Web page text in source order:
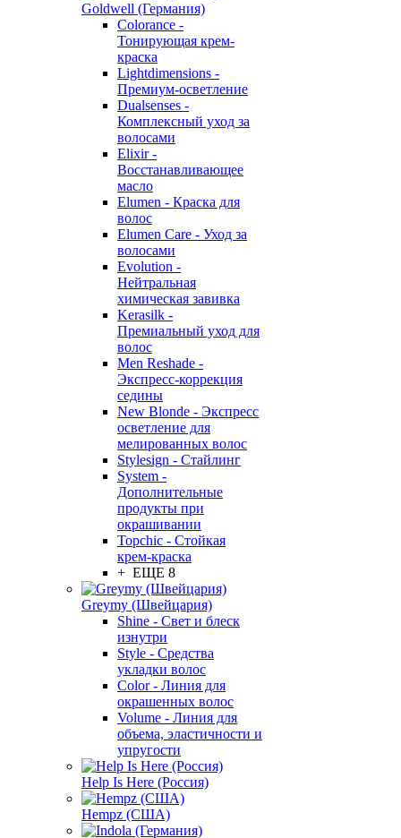
Goldwell (Германия)
Colorance -
Тонирующая крем-
краска
Lightdimensions -
Премиум-осветление
Dualsenses -
Комплексный уход за
волосами
Elixir -
Восстанавливающее
масло
Elumen - Краска для
волос
Elumen Care - Уход за
волосами
Evolution -
Нейтральная
химическая завивка
Kerasilk -
Премиальный уход для
волос
Men Reshade -
Экспресс-коррекция
седины
New Blonde - Экспресс
осветление для
мелированных волос
Stylesign - Стайлинг
System -
Дополнительные
продукты при
окрашивании
Topchic - Стойкая
крем-краска
+ ЕЩЕ 8
Greymy (Швейцария)
Shine - Свет и блеск
изнутри
Style - Средства
укладки волос
Color - Линия для
окрашенных волос
Volume - Линия для
объема, эластичности и
упругости
Help Is Here (Россия)
Hempz (США)